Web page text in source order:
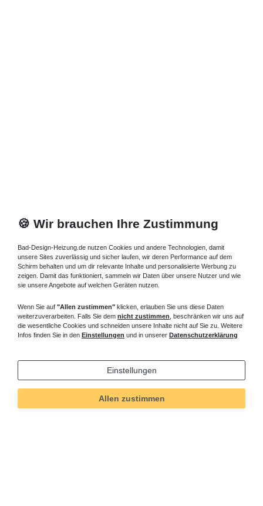
🍪 Wir brauchen Ihre Zustimmung
Bad-Design-Heizung.de nutzen Cookies und andere Technologien, damit
unsere Sites zuverlässig und sicher laufen, wir deren Performance auf dem
Schirm behalten und um dir relevante Inhalte und personalisierte Werbung zu
zeigen. Damit das funktioniert, sammeln wir Daten über unsere Nutzer und wie
sie unsere Angebote auf welchen Geräten nutzen.
Wenn Sie auf "Allen zustimmen" klicken, erlauben Sie uns diese Daten
weiterzuverarbeiten. Falls Sie dem nicht zustimmen , beschränken wir uns auf
die wesentliche Cookies und schneiden unsere Inhalte nicht auf Sie zu. Weitere
Infos finden Sie in den Einstellungen und in unserer Datenschutzerklärung
Einstellungen
Allen zustimmen